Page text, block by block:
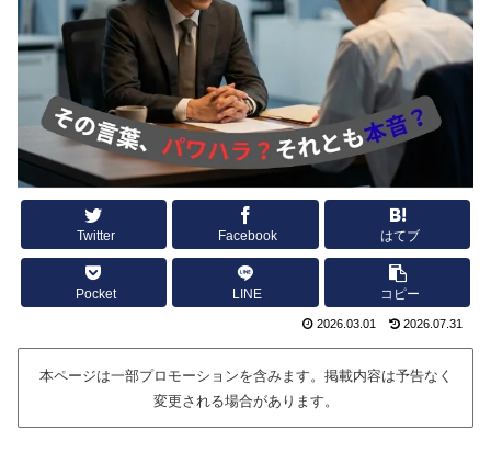
Twitter Facebook はてブ
Pocket LINE コピー
2026.03.01 2026.07.31
本ページは一部プロモーションを含みます。掲載内容は予告なく
変更される場合があります。